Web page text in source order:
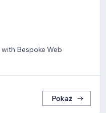
Bespoke Web
Pokaż